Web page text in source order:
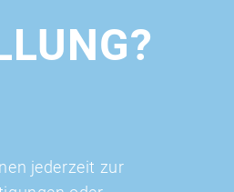
jederzeit zur